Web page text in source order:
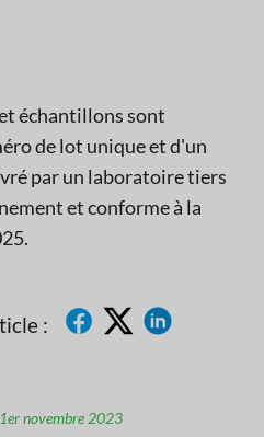
échantillons sont
de lot unique et d'un
par un laboratoire tiers
et conforme à la
:
novembre 2023